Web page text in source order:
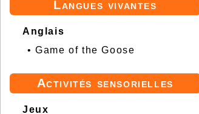
Langues vivantes
Anglais
•Game of the Goose
Activités sensorielles
Jeux